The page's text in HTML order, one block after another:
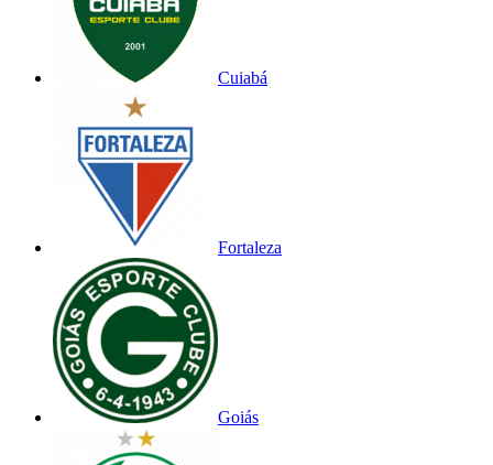
Cuiabá
Fortaleza
Goiás